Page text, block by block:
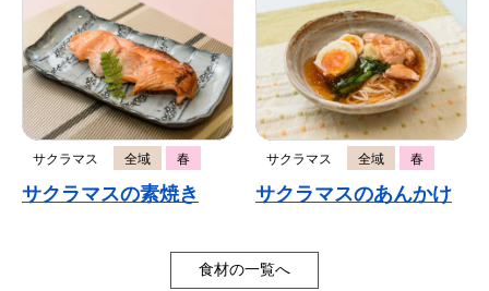
サクラマス 全域 春
サクラマスの素焼き
サクラマス 全域 春
サクラマスのあんかけ
食材の一覧へ